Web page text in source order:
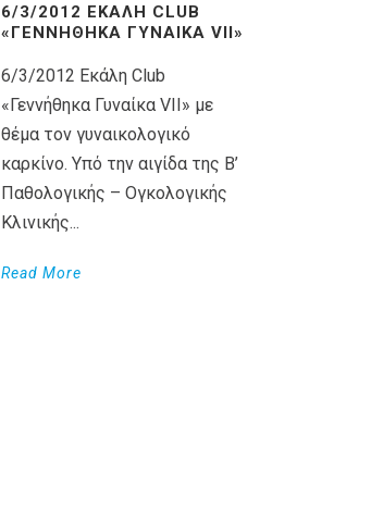
6/3/2012 ΕΚΆΛΗ CLUB
«ΓΕΝΝΉΘΗΚΑ ΓΥΝΑΊΚΑ VII»
6/3/2012 Εκάλη Club
«Γεννήθηκα Γυναίκα VII» με
θέμα τον γυναικολογικό
καρκίνο. Υπό την αιγίδα της Β’
Παθολογικής – Ογκολογικής
Κλινικής...
Read More